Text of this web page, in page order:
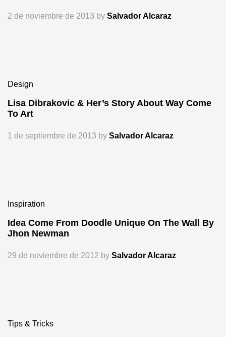
2 de noviembre de 2013 by Salvador Alcaraz
Design
Lisa Dibrakovic & Her’s Story About Way Come
To Art
1 de septiembre de 2013 by Salvador Alcaraz
Inspiration
Idea Come From Doodle Unique On The Wall By
Jhon Newman
29 de noviembre de 2012 by Salvador Alcaraz
Tips & Tricks